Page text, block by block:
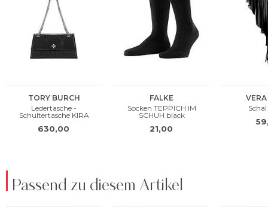
Passend zu diesem Artikel